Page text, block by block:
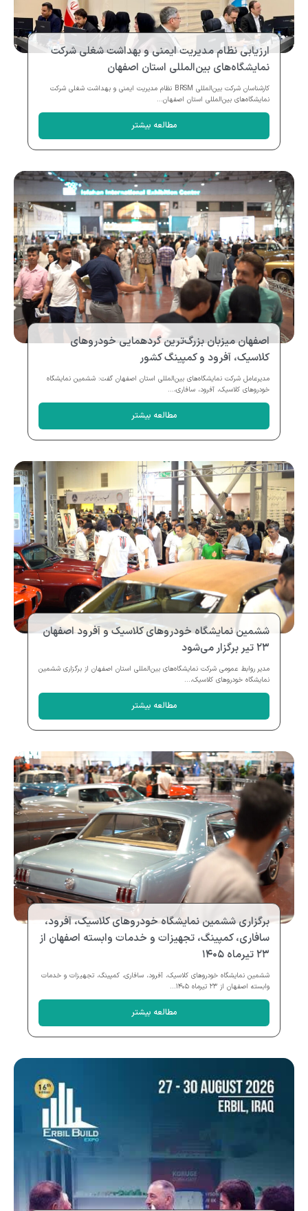
ارزیابی نظام مدیریت ایمنی و بهداشت شغلی شرکت
نمایشگاه‌های بین‌المللی استان اصفهان
کارشناسان شرکت بین‌المللی BRSM نظام مدیریت ایمنی و بهداشت شغلی شرکت
نمایشگاه‌های بین‌المللی استان اصفهان...
مطالعه بیشتر
اصفهان میزبان بزرگ‌ترین گردهمایی خودروهای
کلاسیک، آفرود و کمپینگ کشور
مدیرعامل شرکت نمایشگاه‌های بین‌المللی استان اصفهان گفت: ششمین نمایشگاه
خودروهای کلاسیک، آفرود، سافاری،...
مطالعه بیشتر
ششمین نمایشگاه خودروهای کلاسیک و آفرود اصفهان
۲۳ تیر برگزار می‌شود
مدیر روابط عمومی شرکت نمایشگاه‌های بین‌المللی استان اصفهان از برگزاری ششمین
نمایشگاه خودروهای کلاسیک،...
مطالعه بیشتر
برگزاری ششمین نمایشگاه خودروهای کلاسیک، آفرود،
سافاری، کمپینگ، تجهیزات و خدمات وابسته اصفهان از
۲۳ تیرماه ۱۴۰۵
ششمین نمایشگاه خودروهای کلاسیک، آفرود، سافاری، کمپینگ، تجهیزات و خدمات
وابسته اصفهان از ۲۳ تیرماه ۱۴۰۵...
مطالعه بیشتر